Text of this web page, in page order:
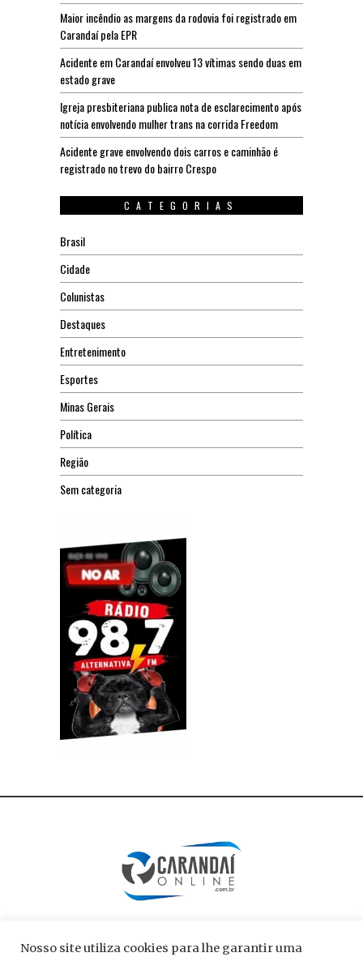
Maior incêndio as margens da rodovia foi registrado em
Carandaí pela EPR
Acidente em Carandaí envolveu 13 vítimas sendo duas em
estado grave
Igreja presbiteriana publica nota de esclarecimento após
notícia envolvendo mulher trans na corrida Freedom
Acidente grave envolvendo dois carros e caminhão é
registrado no trevo do bairro Crespo
CATEGORIAS
Brasil
Cidade
Colunistas
Destaques
Entretenimento
Esportes
Minas Gerais
Política
Região
Sem categoria
Nosso site utiliza cookies para lhe garantir uma